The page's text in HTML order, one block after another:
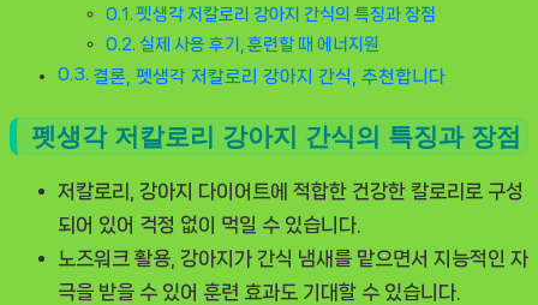
펫생각 저칼로리 강아지 간식의 특징과 장점
실제 사용 후기, 훈련할 때 에너지원
결론, 펫생각 저칼로리 강아지 간식, 추천합니다
펫생각 저칼로리 강아지 간식의 특징과 장점
저칼로리
, 강아지 다이어트에 적합한 건강한 칼로리로 구성
되어 있어 걱정 없이 먹일 수 있습니다.
노즈워크 활용 , 강아지가 간식 냄새를 맡으면서 지능적인 자
극을 받을 수 있어 훈련 효과도 기대할 수 있습니다.